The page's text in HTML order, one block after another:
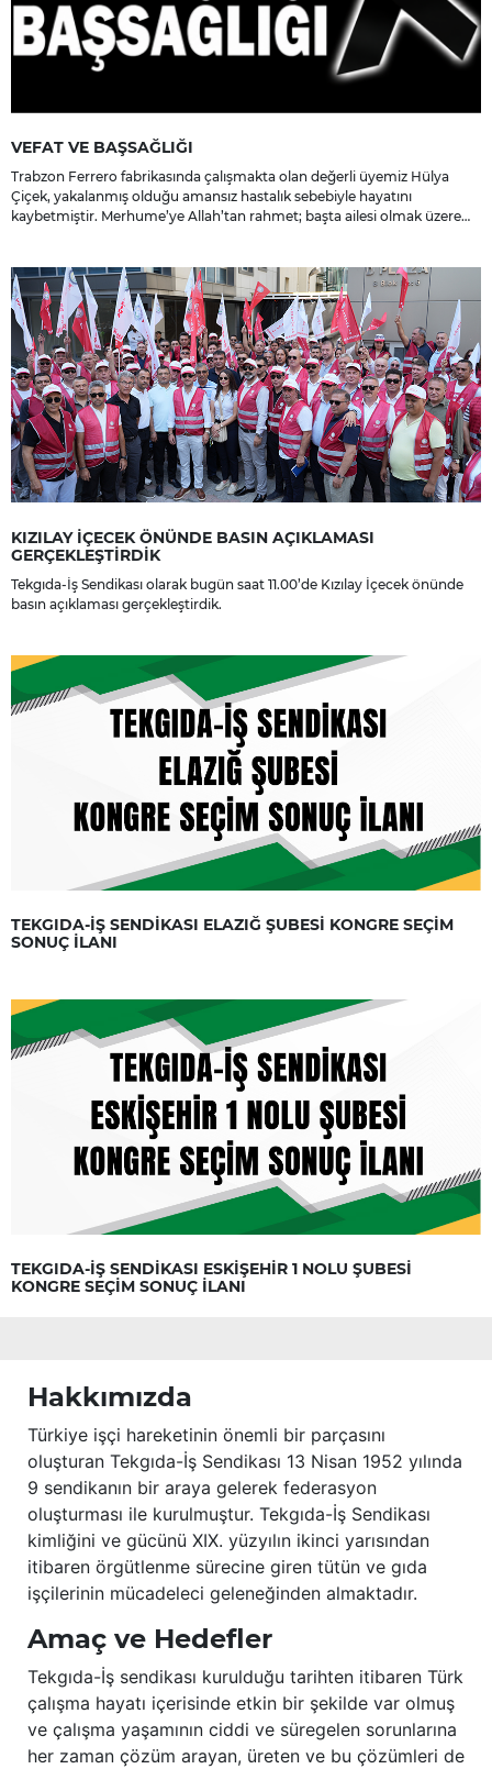
VEFAT VE BAŞSAĞLIĞI
Trabzon Ferrero fabrikasında çalışmakta olan değerli üyemiz Hülya
Çiçek, yakalanmış olduğu amansız hastalık sebebiyle hayatını
kaybetmiştir. Merhume’ye Allah’tan rahmet; başta ailesi olmak üzere
KIZILAY İÇECEK ÖNÜNDE BASIN AÇIKLAMASI
GERÇEKLEŞTİRDİK
Tekgıda-İş Sendikası olarak bugün saat 11.00’de Kızılay İçecek önünde
basın açıklaması gerçekleştirdik.
TEKGIDA-İŞ SENDİKASI ELAZIĞ ŞUBESİ KONGRE SEÇİM
SONUÇ İLANI
TEKGIDA-İŞ SENDİKASI ESKİŞEHİR 1 NOLU ŞUBESİ
KONGRE SEÇİM SONUÇ İLANI
Hakkımızda
Türkiye işçi hareketinin önemli bir parçasını
oluşturan Tekgıda-İş Sendikası 13 Nisan 1952 yılında
9 sendikanın bir araya gelerek federasyon
oluşturması ile kurulmuştur. Tekgıda-İş Sendikası
kimliğini ve gücünü XIX. yüzyılın ikinci yarısından
itibaren örgütlenme sürecine giren tütün ve gıda
işçilerinin mücadeleci geleneğinden almaktadır.
Amaç ve Hedefler
Tekgıda-İş sendikası kurulduğu tarihten itibaren Türk
çalışma hayatı içerisinde etkin bir şekilde var olmuş
ve çalışma yaşamının ciddi ve süregelen sorunlarına
her zaman çözüm arayan, üreten ve bu çözümleri de